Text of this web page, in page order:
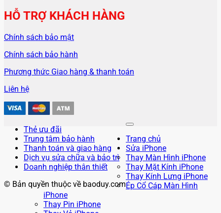
HỖ TRỢ KHÁCH HÀNG
Chính sách bảo mật
Chính sách bảo hành
Phương thức Giao hàng & thanh toán
Liên hệ
Thẻ ưu đãi
Trung tâm bảo hành
Thanh toán và giao hàng
Dịch vụ sửa chữa và bảo trì
Doanh nghiệp thân thiết
© Bản quyền thuộc về baoduy.com
Trang chủ
Sửa iPhone
Thay Màn Hình iPhone
Thay Mặt Kính iPhone
Thay Kính Lưng iPhone
Ép Cổ Cáp Màn Hình
iPhone
Thay Pin iPhone